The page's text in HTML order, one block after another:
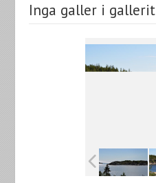
Inga galler i gallerit